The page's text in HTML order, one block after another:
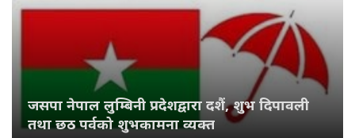
जसपा नेपाल लुम्बिनी प्रदेशद्वारा दशैं, शुभ दिपावली
तथा छठ पर्वको शुभकामना व्यक्त